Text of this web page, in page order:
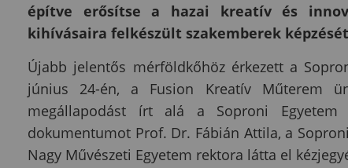
építve erősítse a hazai kreatív és
kihívásaira felkészült szakemberek
Újabb jelentős mérföldkőhöz érkezett a
június 24-én, a Fusion Kreatív Műterem
megállapodást írt alá a Soproni Egyetem
dokumentumot Prof. Dr. Fábián Attila, a
Nagy Művészeti Egyetem rektora látta el